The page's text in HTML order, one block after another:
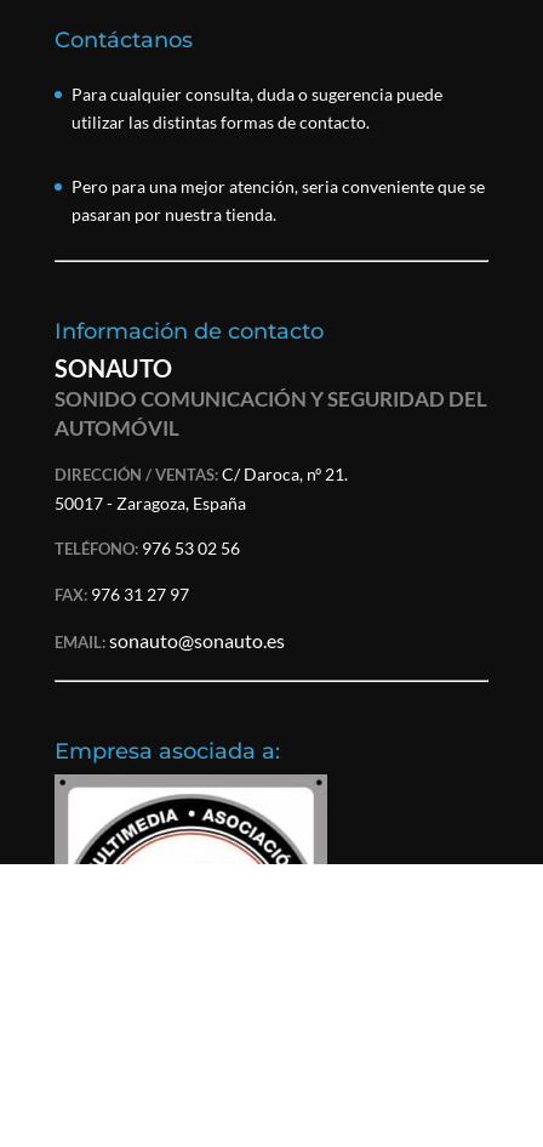
Contáctanos
Para cualquier consulta, duda o sugerencia puede
utilizar las distintas formas de contacto.
Pero para una mejor atención, seria conveniente que se
pasaran por nuestra tienda.
Información de contacto
SONAUTO
SONIDO COMUNICACIÓN Y SEGURIDAD DEL
AUTOMÓVIL
DIRECCIÓN / VENTAS:C/ Daroca, nº 21.
50017 - Zaragoza, España
TELÉFONO: 976 53 02 56
FAX: 976 31 27 97
EMAIL:sonauto@sonauto.es
Empresa asociada a: